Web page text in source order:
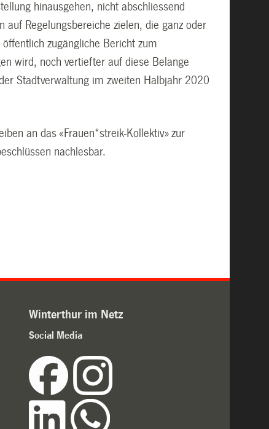
hinausgehen, nicht abschliessend
Regelungsbereiche zielen, die ganz oder
zugängliche Bericht zum
wird, noch vertiefter auf diese Belange
Stadtverwaltung im zweiten Halbjahr 2020
an das «Frauen*streik-Kollektiv» zur
nachlesbar.
Winterthur im Netz
Social Media